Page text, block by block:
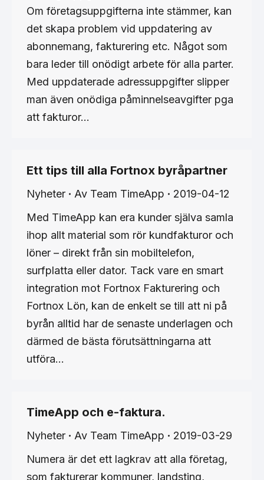
Om företagsuppgifterna inte stämmer, kan
det skapa problem vid uppdatering av
abonnemang, fakturering etc. Något som
bara leder till onödigt arbete för alla parter.
Med uppdaterade adressuppgifter slipper
man även onödiga påminnelseavgifter pga
att fakturor…
Ett tips till alla Fortnox byråpartner
Nyheter Av Team TimeApp
2019-04-12
Med TimeApp kan era kunder själva samla
ihop allt material som rör kundfakturor och
löner – direkt från sin mobiltelefon,
surfplatta eller dator. Tack vare en smart
integration mot Fortnox Fakturering och
Fortnox Lön, kan de enkelt se till att ni på
byrån alltid har de senaste underlagen och
därmed de bästa förutsättningarna att
utföra…
TimeApp och e-faktura.
Nyheter Av Team TimeApp
2019-03-29
Numera är det ett lagkrav att alla företag,
som fakturerar kommuner, landsting,